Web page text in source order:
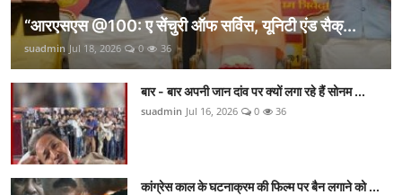
“आरएसएस @100: ए सेंचुरी ऑफ सर्विस, यूनिटी एंड सैक्...
suadmin Jul 18, 2026 0 36
बार - बार अपनी जान दांव पर क्यों लगा रहे हैं सोनम ...
suadmin Jul 16, 2026 0 36
कांग्रेस काल के घटनाक्रम की फिल्म पर बैन लगाने को ...